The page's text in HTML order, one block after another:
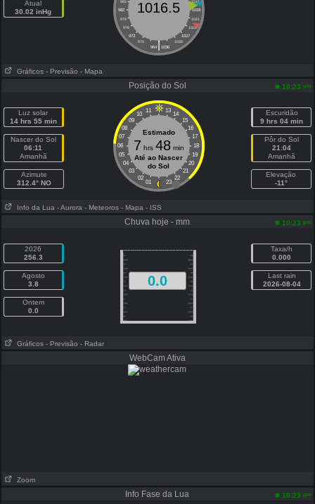
Atual
30.02 inHg
985
1015
982
1018
979
1021
976
1024
973
1027
970
1030
|
964 1036
1016.5
Gráficos - Previsão - Mapa
Posição do Sol 10:23 pm
Luz solar
14 hrs 55 min
Nascer do Sol
06:11
Amanhã
Azimute
312.4° NO
11 13
10
14
09
15
08
16
07
17
06
18
05
19
04
20
03
21
02
22
01 23
Estimado
7 hrs 48min
Até ao Nascer
do Sol
Escuridão
9 hrs 04 min
Pôr do Sol
21:04
Amanhã
Elevação
-11°
Info da Lua - Aurora - Meteoros - Mapa - ISS
Chuva hoje - mm 10:23 pm
2026
256.3
Agosto
3.8
Ontem
0.0
0.0
Taxa/h
0.000
Last rain
2026-08-04
Gráficos - Previsão - Radar
WebCam Ativa
Zoom
Info Fase da Lua 10:23 pm